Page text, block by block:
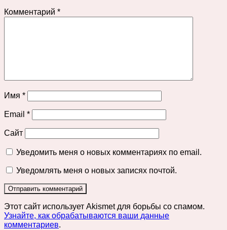
Комментарий *
Имя *
Email *
Сайт
Уведомить меня о новых комментариях по email.
Уведомлять меня о новых записях почтой.
Этот сайт использует Akismet для борьбы со спамом.
Узнайте, как обрабатываются ваши данные
комментариев.